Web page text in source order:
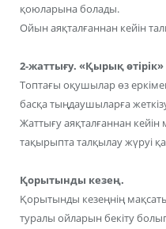
қоюларына болады.
Ойын аяқталғаннан кейін
2-жаттығу. «Қырық өтірік»
Топтағы оқушылар өз
басқа тыңдаушыларға
Жаттығу аяқталғаннан кейін
тақырыпта талқылау жүруі
Қорытынды кезең.
Қорытынды кезеңнің
туралы ойларын бекіту